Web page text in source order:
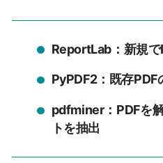
ReportLab：新規で
PyPDF2：既存
pdfminer：PDFを
トを抽出